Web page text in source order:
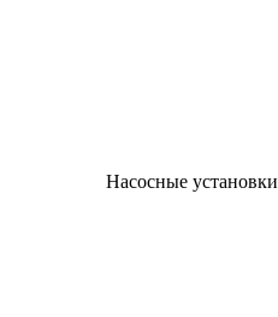
Насосные установки